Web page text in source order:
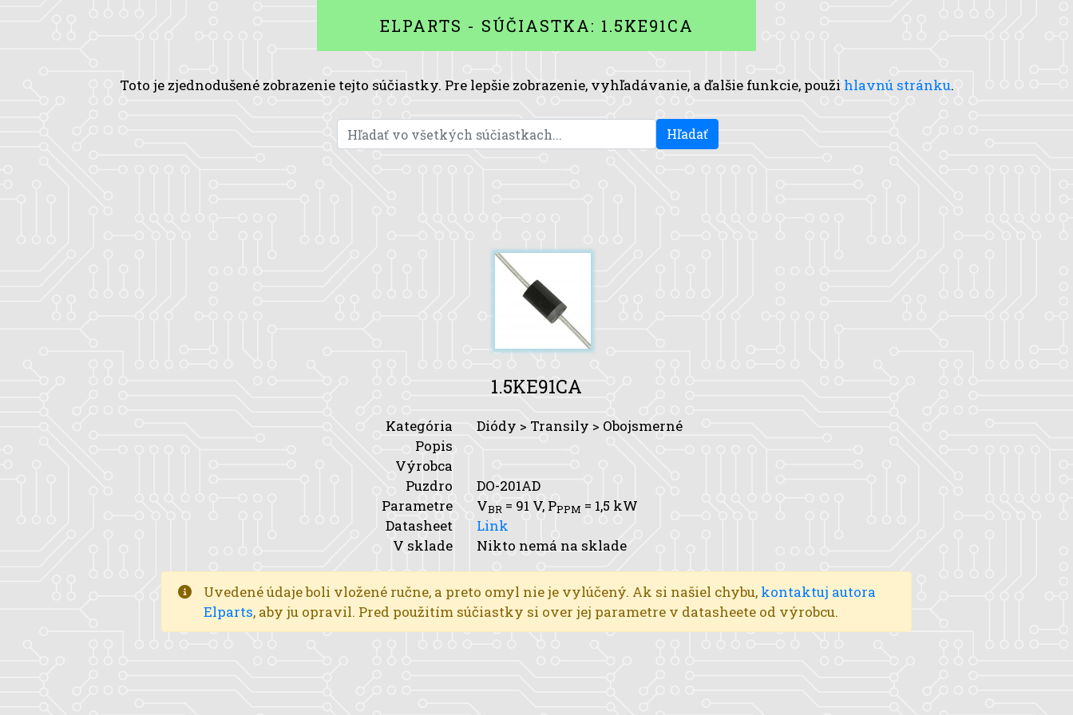
ELPARTS - SÚČIASTKA: 1.5KE91CA
Toto je zjednodušené zobrazenie tejto súčiastky. Pre lepšie zobrazenie, vyhľadávanie, a ďalšie funkcie, použi hlavnú stránku.
Hľadať
1.5KE91CA
Kategória
Diódy > Transily > Obojsmerné
Popis
Výrobca
Puzdro
DO-201AD
Parametre
VBR = 91 V, PPPM = 1,5 kW
Datasheet
Link
V sklade
Nikto nemá na sklade
Uvedené údaje boli vložené ručne, a preto omyl nie je vylúčený. Ak si našiel chybu, kontaktuj autora
Elparts, aby ju opravil. Pred použitím súčiastky si over jej parametre v datasheete od výrobcu.